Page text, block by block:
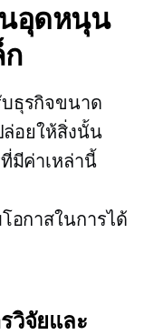
อุดหนุน
ธุรกิจขนาด
ล่อยให้สิ่งนั้น
มีค่าเหล่านี้
อกาสในการได้
วิจัยและ